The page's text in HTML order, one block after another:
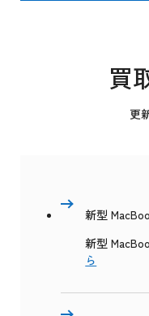
買
更
新型
新型
ら